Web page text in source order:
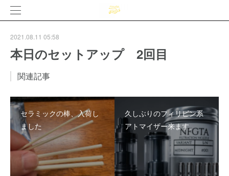
2021.08.11 05:58
本日のセットアップ 2回目
関連記事
セラミックの棒、入荷し
ました
久しぶりのフィリピン系
アトマイザー来ます。